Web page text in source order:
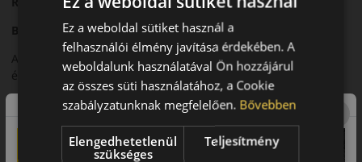
Bevezető
A Rotalla RU01 egy nyári abroncs, amelyet SUV-k
és crossover járművek számára fejlesztettek.
Futófelület és tapadás
Futófelületi mintázata stabil tapadást biztosít különböző
útviszonyok között.
Ez a weboldal sütiket használ a
felhasználói élmény javítása érdekében. A
weboldalunk használatával Ön hozzájárul
az összes süti használatához, a Cookie
szabályzatunknak megfelelően. Bővebben
Elengedhetetlenül
szükséges
Teljesítmény